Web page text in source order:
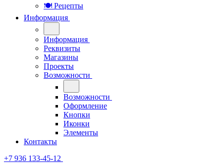
🍽 Рецепты
Информация
Информация
Реквизиты
Магазины
Проекты
Возможности
Возможности
Оформление
Кнопки
Иконки
Элементы
Контакты
+7 936 133-45-12